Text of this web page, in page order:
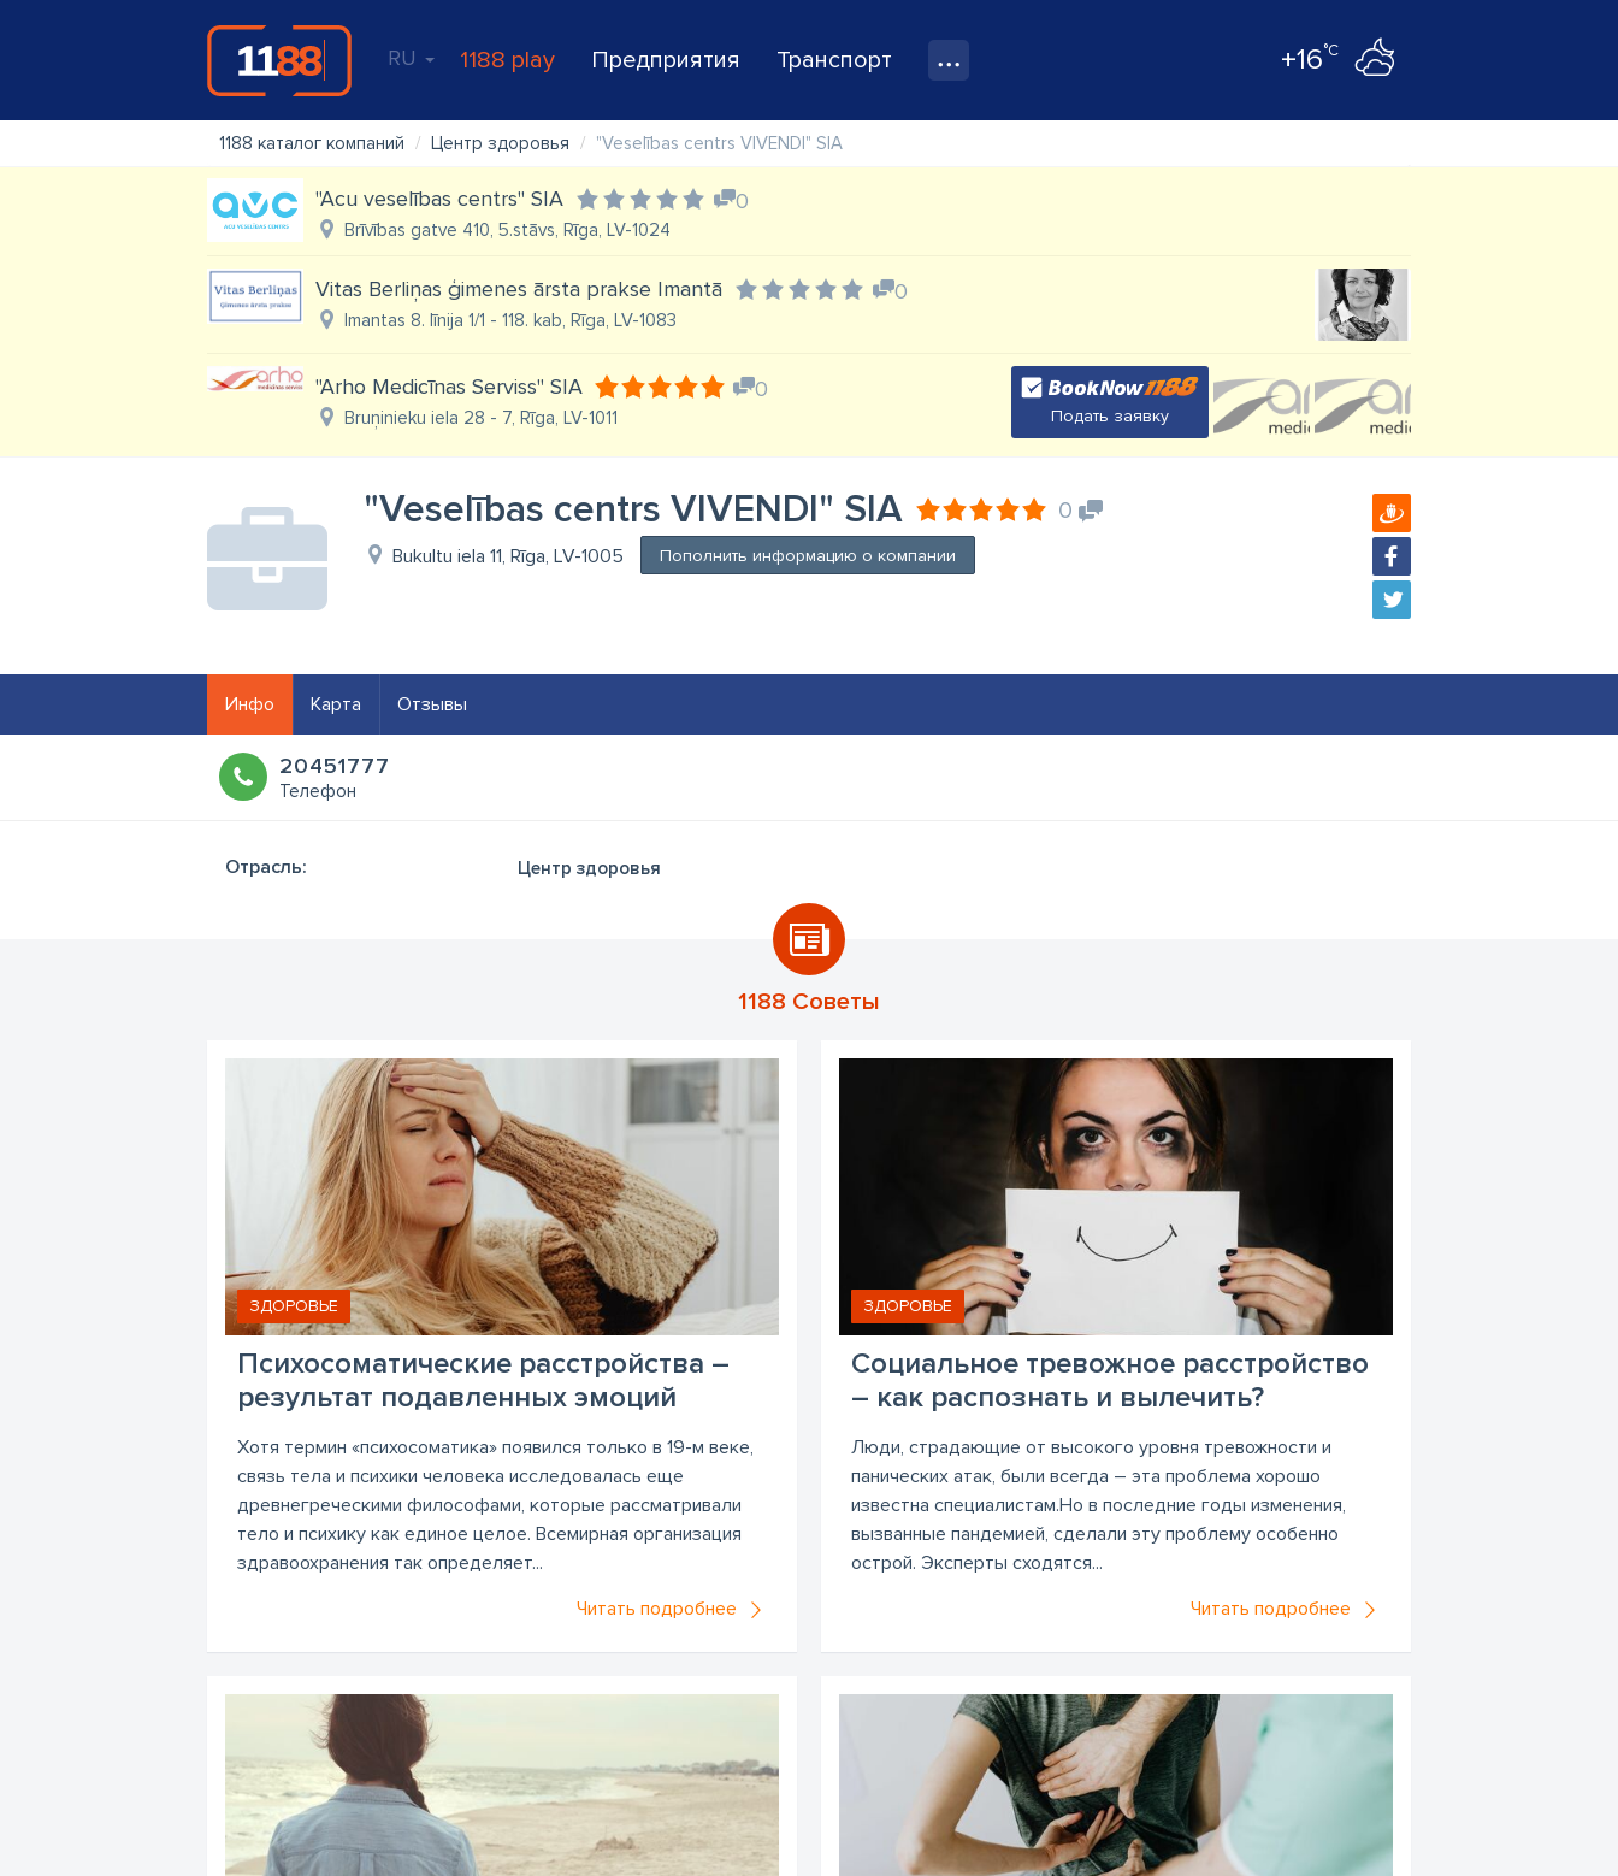
RU 1188 play Предприятия Транспорт +16°C
1188 каталог компаний Центр здоровья "Veselības centrs VIVENDI" SIA
"Acu veselības centrs" SIA 0
Brīvības gatve 410, 5.stāvs, Rīga, LV-1024
Vitas Berliņas ģimenes ārsta prakse Imantā 0
Imantas 8. līnija 1/1 - 118. kab, Rīga, LV-1083
"Arho Medicīnas Serviss" SIA 0
Bruņinieku iela 28 - 7, Rīga, LV-1011 Подать заявку
"Veselības centrs VIVENDI" SIA 0
Bukultu iela 11, Rīga, LV-1005 Пополнить информацию о компании
Инфо Карта Отзывы
20451777
Телефон
Отрасль: Центр здоровья
1188 Советы
Психосоматические расстройства –
результат подавленных эмоций
ЗДОРОВЬЕ
Хотя термин «психосоматика» появился только в 19-м веке,
связь тела и психики человека исследовалась еще
древнегреческими философами, которые рассматривали
тело и психику как единое целое. Всемирная организация
здравоохранения так определяет...
Читать подробнее
Социальное тревожное расстройство
– как распознать и вылечить?
ЗДОРОВЬЕ
Люди, страдающие от высокого уровня тревожности и
панических атак, были всегда – эта проблема хорошо
известна специалистам.Но в последние годы изменения,
вызванные пандемией, сделали эту проблему особенно
острой. Эксперты сходятся...
Читать подробнее